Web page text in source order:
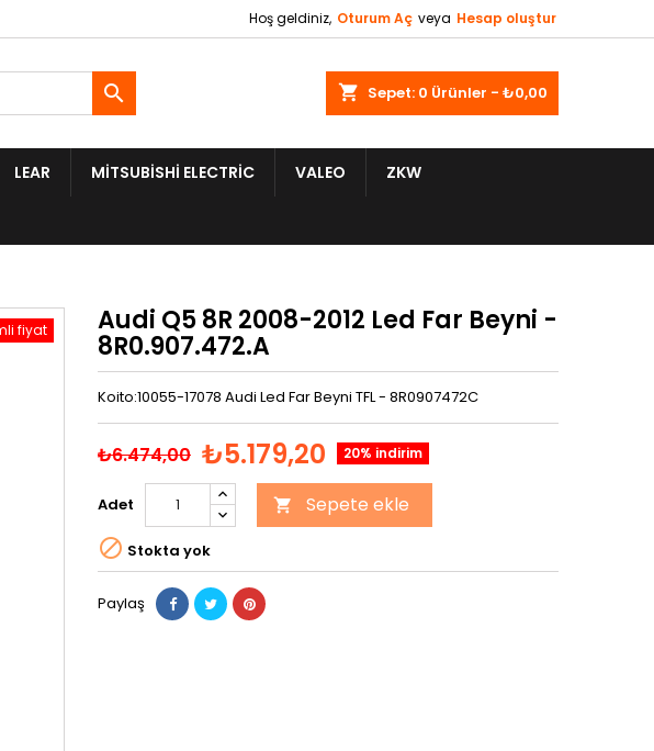
Hoş geldiniz, Oturum Aç veya Hesap oluştur
shopping_cart Sepet: 0 Ürünler - ₺0,00

LEAR MITSUBISHI ELECTRIC VALEO ZKW
fiyat Audi Q5 8R 2008-2012 Led Far Beyni -
8R0.907.472.A
Koito:10055-17078 Audi Led Far Beyni TFL - 8R0907472C
₺6.474,00 ₺5.179,20 20% indirim
Adet  Sepete ekle
 Stokta yok
Paylaş